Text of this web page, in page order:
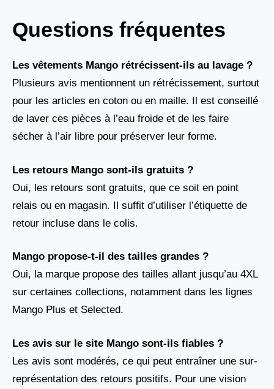
Questions fréquentes
Les vêtements Mango rétrécissent-ils au lavage ?
Plusieurs avis mentionnent un rétrécissement, surtout
pour les articles en coton ou en maille. Il est conseillé
de laver ces pièces à l’eau froide et de les faire
sécher à l’air libre pour préserver leur forme.
Les retours Mango sont-ils gratuits ?
Oui, les retours sont gratuits, que ce soit en point
relais ou en magasin. Il suffit d’utiliser l’étiquette de
retour incluse dans le colis.
Mango propose-t-il des tailles grandes ?
Oui, la marque propose des tailles allant jusqu’au 4XL
sur certaines collections, notamment dans les lignes
Mango Plus et Selected.
Les avis sur le site Mango sont-ils fiables ?
Les avis sont modérés, ce qui peut entraîner une sur-
représentation des retours positifs. Pour une vision